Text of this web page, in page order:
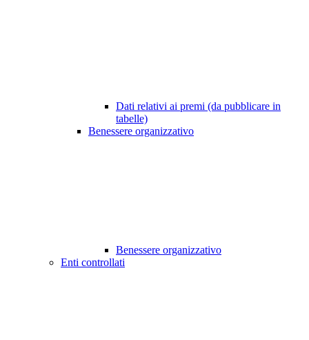
Dati relativi ai premi (da pubblicare in
tabelle)
Benessere organizzativo
Benessere organizzativo
Enti controllati